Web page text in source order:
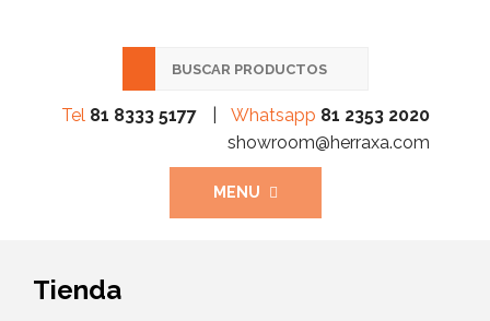
Tel 81 8333 5177 Whatsapp 81 2353 2020
showroom@herraxa.com
MENU
Tienda